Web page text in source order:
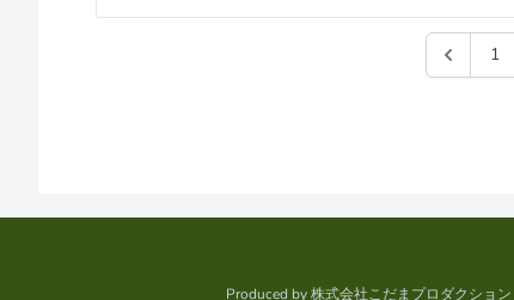
1
Produced by株式会社こだまプロダクション